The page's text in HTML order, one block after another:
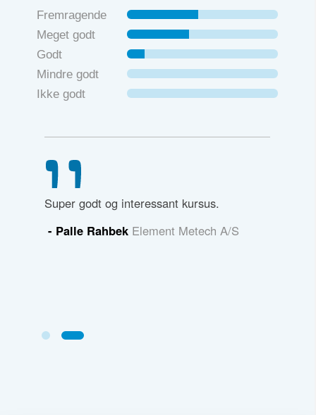
Fremragende
Meget godt
Godt
Mindre godt
Ikke godt
Super godt og interessant kursus.
- Palle Rahbek Element Metech A/S